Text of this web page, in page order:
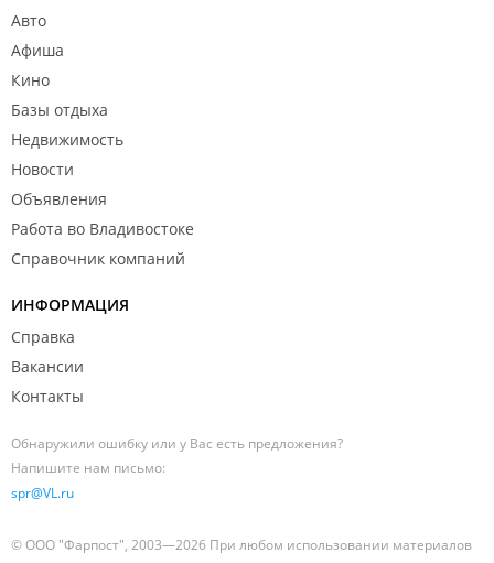
Авто
Афиша
Кино
Базы отдыха
Недвижимость
Новости
Объявления
Работа во Владивостоке
Справочник компаний
ИНФОРМАЦИЯ
Справка
Вакансии
Контакты
Обнаружили ошибку или у Вас есть предложения?
Напишите нам письмо:
spr@VL.ru
© ООО "Фарпост", 2003—2026 При любом использовании материалов